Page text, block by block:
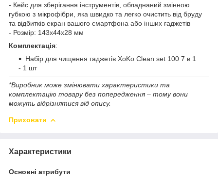
- Кейс для зберігання інструментів, обладнаний змінною
губкою з мікрофібри, яка швидко та легко очистить від бруду
та відбитків екран вашого смартфона або інших гаджетів
- Розмір: 143х44х28 мм
Комплектація:
Набір для чищення гаджетів XoKo Clean set 100 7 в 1
- 1 шт
*Виробник може змінювати характеристики та
комплектацію товару без попередження – тому вони
можуть відрізнятися від опису.
Приховати
Характеристики
Основні атрибути